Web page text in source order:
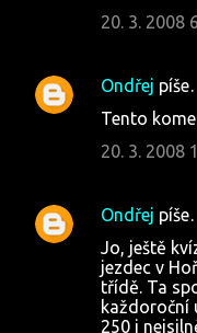
á
ř
20. 3. 2008
Ondřej
Tento
20. 3. 2008
Ondřej
Jo, ještě
jezdec v
třídě. Ta
každoroční
250 i